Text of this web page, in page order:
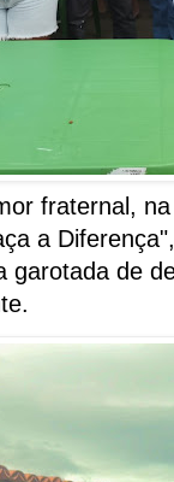
fraternal,
a
garotada de